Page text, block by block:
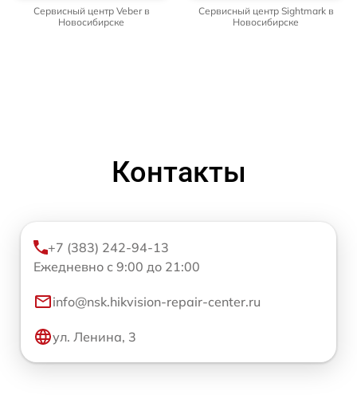
Сервисный центр Veber в
Новосибирске
Сервисный центр Sightmark в
Новосибирске
Контакты
+7 (383) 242-94-13
Ежедневно с 9:00 до 21:00
info@nsk.hikvision-repair-center.ru
ул. Ленина, 3